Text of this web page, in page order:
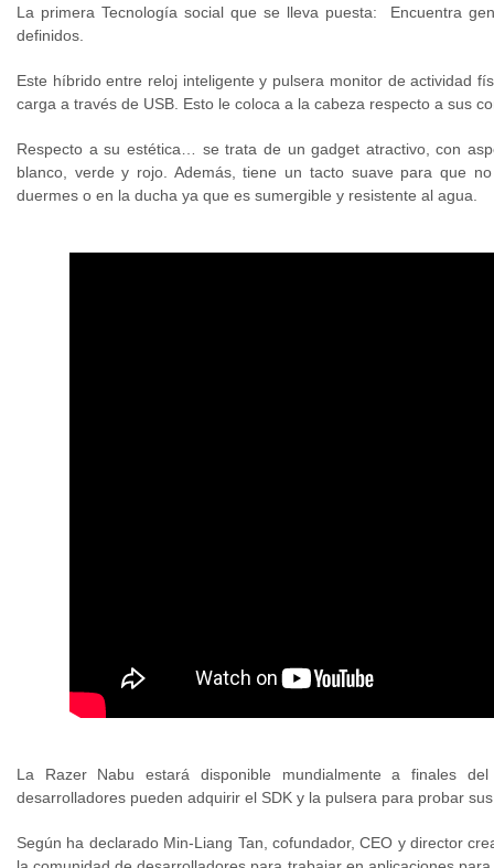
La primera Tecnología social que se lleva puesta: Encuentra
definidos.
Este híbrido entre reloj inteligente y pulsera monitor de actividad
carga a través de USB. Esto le coloca a la cabeza respecto a sus
Respecto a su estética… se trata de un gadget atractivo, con
blanco, verde y rojo. Además, tiene un tacto suave para que
duermes o en la ducha ya que es sumergible y resistente al agua.
La Razer Nabu estará disponible mundialmente a finales
desarrolladores pueden adquirir el SDK y la pulsera para probar
Según ha declarado Min-Liang Tan, cofundador, CEO y director